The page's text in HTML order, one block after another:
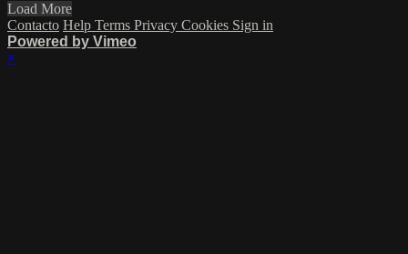
Load More
Contacto Help Terms Privacy Cookies Sign in
Powered by Vimeo
×